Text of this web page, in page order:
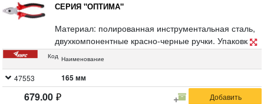
СЕРИЯ "ОПТИМА"
Материал: полированная инструментальная сталь,
двухкомпонентные красно-черные ручки. Упаковка:
пластиковый подвес.
Код Наименование
47553 165 мм
679.00